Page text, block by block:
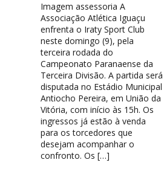
Imagem assessoria A
Associação Atlética Iguaçu
enfrenta o Iraty Sport Club
neste domingo (9), pela
terceira rodada do
Campeonato Paranaense da
Terceira Divisão. A partida será
disputada no Estádio Municipal
Antiocho Pereira, em União da
Vitória, com início às 15h. Os
ingressos já estão à venda
para os torcedores que
desejam acompanhar o
confronto. Os […]